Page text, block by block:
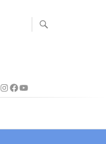
Instagram
Facebook
YouTube